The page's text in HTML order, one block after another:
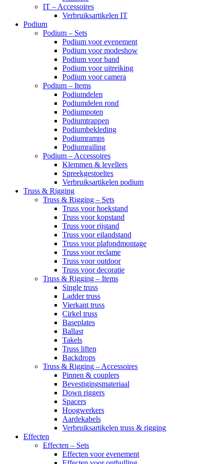
IT – Accessoires
Verbruiksartikelen IT
Podium
Podium – Sets
Podium voor evenement
Podium voor modeshow
Podium voor band
Podium voor uitreiking
Podium voor camera
Podium – Items
Podiumdelen
Podiumdelen rond
Podiumpoten
Podiumtrappen
Podiumbekleding
Podiumramps
Podiumrailing
Podium – Accessoires
Klemmen & levellers
Spreekgestoeltes
Verbruiksartikelen podium
Truss & Rigging
Truss & Rigging – Sets
Truss voor hoekstand
Truss voor kopstand
Truss voor rijstand
Truss voor eilandstand
Truss voor plafondmontage
Truss voor reclame
Truss voor outdoor
Truss voor decoratie
Truss & Rigging – Items
Single truss
Ladder truss
Vierkant truss
Cirkel truss
Baseplates
Ballast
Takels
Truss liften
Backdrops
Truss & Rigging – Accessoires
Pinnen & couplers
Bevestigingsmateriaal
Down riggers
Spacers
Hoogwerkers
Aardekabels
Verbruiksartikelen truss & rigging
Effecten
Effecten – Sets
Effecten voor evenement